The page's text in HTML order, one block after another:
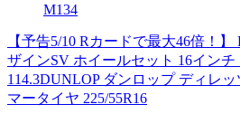
M134
【予告5/10 Rカードで最大46倍！
ザインSV ホイールセット 16インチ
114.3DUNLOP ダンロップ ディレ
マータイヤ 225/55R16